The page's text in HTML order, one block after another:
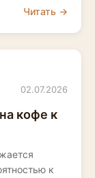
Читать →
02.07.2026
кофе к
к